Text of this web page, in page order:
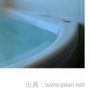
出典：www.jalan.net